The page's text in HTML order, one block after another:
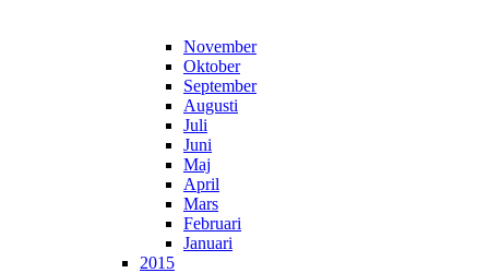
November
Oktober
September
Augusti
Juli
Juni
Maj
April
Mars
Februari
Januari
2015